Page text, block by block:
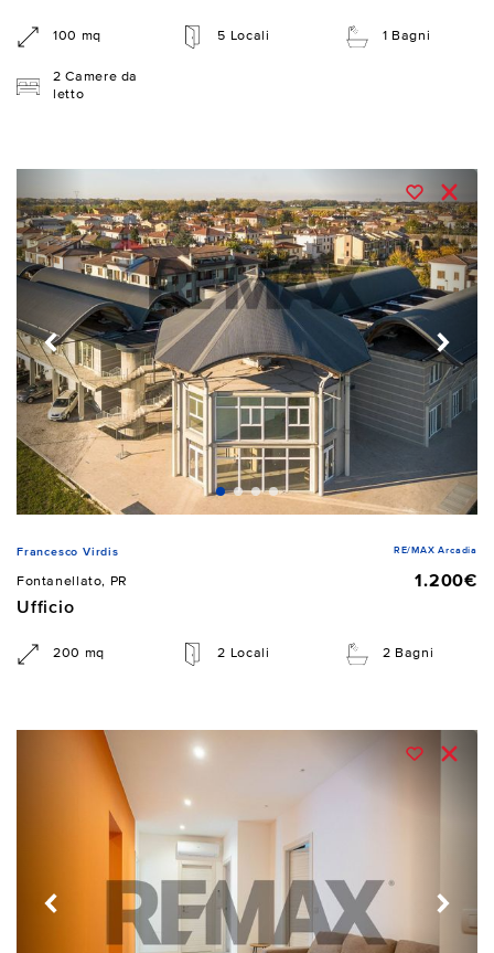
100 mq 5 Locali 1 Bagni
2 Camere da
letto
Francesco Virdis RE/MAX Arcadia
Fontanellato, PR
1.200€
Ufficio
200 mq 2 Locali 2 Bagni